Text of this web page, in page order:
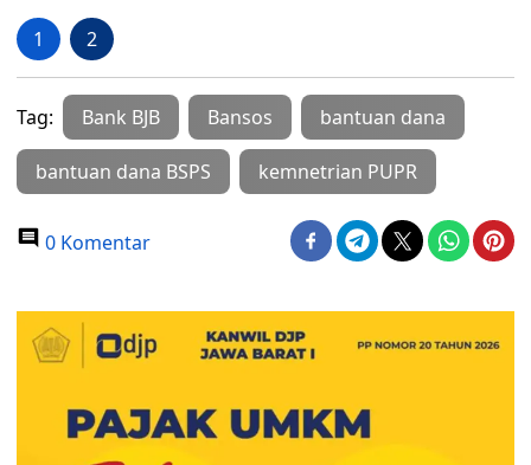
1 2
Tag: Bank BJB Bansos bantuan dana
bantuan dana BSPS kemnetrian PUPR
0 Komentar